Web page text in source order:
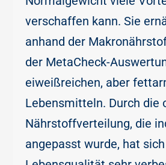
verschaffen kann. Sie
anhand der
der MetaCheck-
eiweißreichen, aber
Lebensmitteln. Durch die
Nährstoffverteilung, die
angepasst wurde, hat